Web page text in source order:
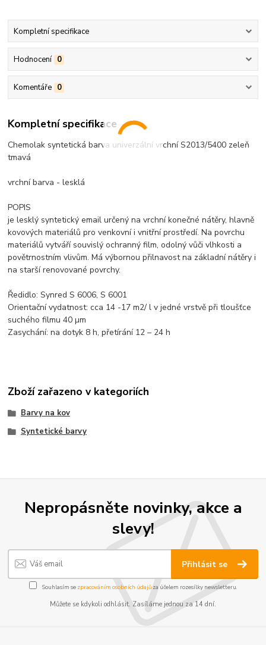
Kompletní specifikace
Hodnocení 0
Komentáře 0
Kompletní specifikace
Chemolak syntetická barva univerzální vrchní S2013/5400 zeleň
tmavá
vrchní barva - lesklá
POPIS
je lesklý syntetický email určený na vrchní konečné nátěry, hlavně
kovových materiálů pro venkovní i vnitřní prostředí. Na povrchu
materiálů vytváří souvislý ochranný film, odolný vůči vlhkosti a
povětrnostním vlivům. Má výbornou přilnavost na základní nátěry i
na starší renovované povrchy.
Ředidlo: Synred S 6006, S 6001
Orientační vydatnost: cca 14 -17 m2/ l v jedné vrstvě při tloušťce
suchého filmu 40 µm
Zasychání: na dotyk 8 h, přetírání 12 – 24 h
Zboží zařazeno v kategoriích
Barvy na kov
Syntetické barvy
Nepropásněte novinky, akce a
slevy!
Přihlásit se
Souhlasím se zpracováním osobních údajůza účelem rozesílky newsletteru.
Můžete se kdykoli odhlásit. Zasíláme jednou za 14 dní.